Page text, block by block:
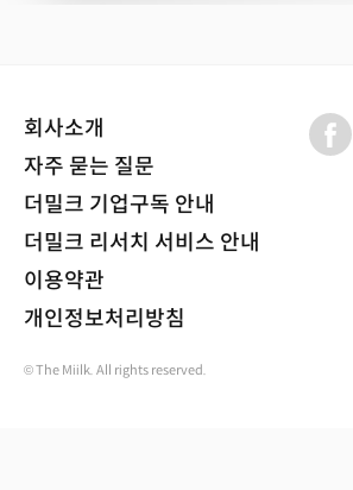
회사소개
자주 묻는 질문
더밀크 기업구독 안내
더밀크 리서치 서비스 안내
이용약관
개인정보처리방침
© The Miilk. All rights reserved.